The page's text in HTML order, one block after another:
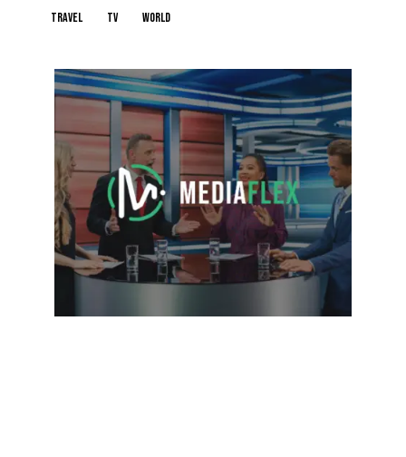
travel
tv world